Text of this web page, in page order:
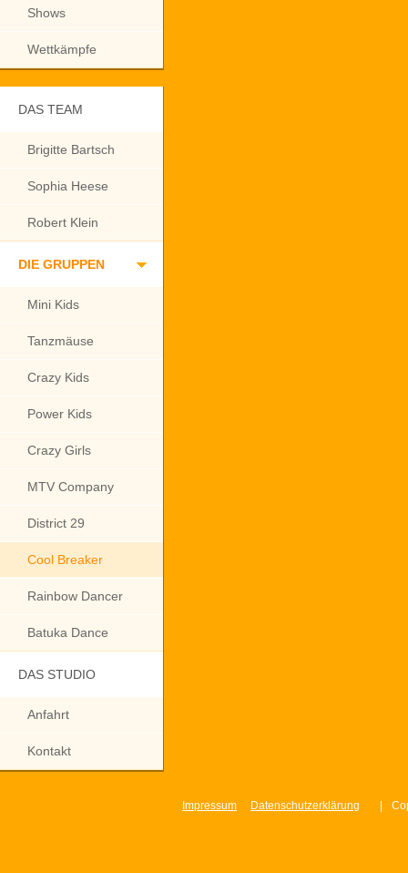
Shows
Wettkämpfe
DAS TEAM
Brigitte Bartsch
Sophia Heese
Robert Klein
DIE GRUPPEN
Mini Kids
Tanzmäuse
Crazy Kids
Power Kids
Crazy Girls
MTV Company
District 29
Cool Breaker
Rainbow Dancer
Batuka Dance
DAS STUDIO
Anfahrt
Kontakt
Impressum Datenschutzerklärung